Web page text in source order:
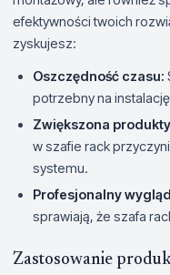
efektywności twoich
zyskujesz:
Oszczędność czasu:
potrzebny na
Zwiększona
w szafie rack
systemu.
Profesjonalny
sprawiają, że szafa
Zastosowanie